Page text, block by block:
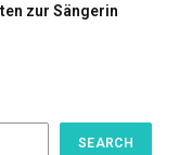
zur Sängerin
SEARCH